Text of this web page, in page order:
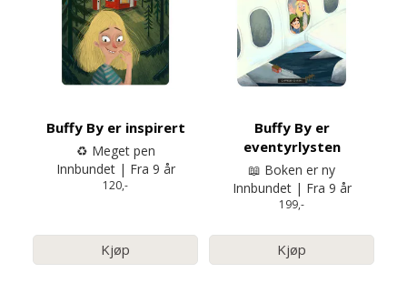
Buffy By er inspirert
♻️ Meget pen
Innbundet | Fra 9 år
120,-
Kjøp
Buffy By er
eventyrlysten
📖 Boken er ny
Innbundet | Fra 9 år
199,-
Kjøp